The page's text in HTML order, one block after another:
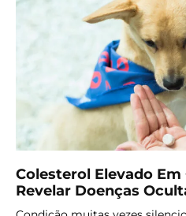
Colesterol Elevado Em
Revelar Doenças